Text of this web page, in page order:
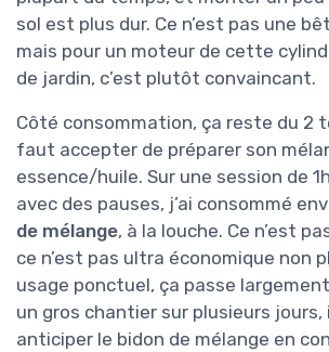
sol est plus dur. Ce n’est pas une
mais pour un moteur de cette
de jardin, c’est plutôt convaincant.
Côté consommation, ça reste du 2
faut accepter de préparer son
essence/huile. Sur une session de
avec des pauses, j’ai consommé
de mélange, à la louche. Ce n’est
ce n’est pas ultra économique non
usage ponctuel, ça passe
un gros chantier sur plusieurs
anticiper le bidon de mélange en